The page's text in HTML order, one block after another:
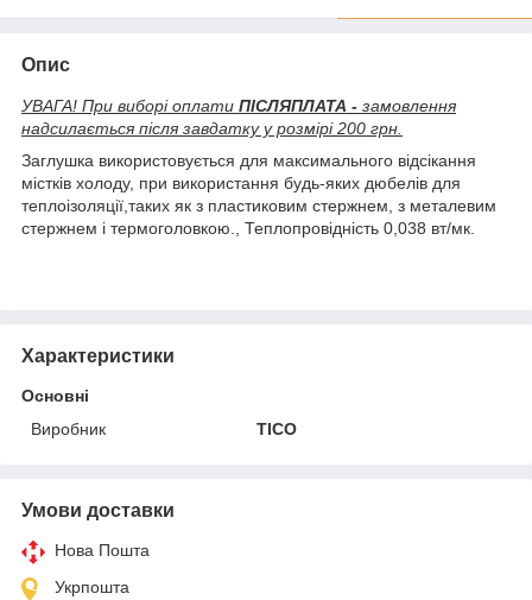
Опис
УВАГА! При виборі оплати ПІСЛЯПЛАТА - замовлення
надсилається після завдатку у розмірі 200 грн.
Заглушка використовується для максимального відсікання
містків холоду, при використання будь-яких дюбелів для
теплоізоляції,таких як з пластиковим стержнем, з металевим
стержнем і термоголовкою., Теплопровідність 0,038 вт/мк.
Характеристики
Основні
Виробник
ТІСО
Умови доставки
Нова Пошта
Укрпошта